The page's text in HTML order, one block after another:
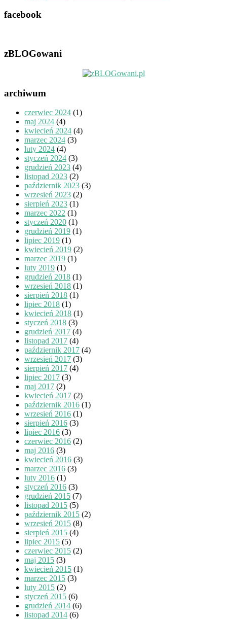
facebook
zBLOGowani
archiwum
czerwiec 2024 (1)
maj 2024 (4)
kwiecień 2024 (4)
marzec 2024 (3)
luty 2024 (4)
styczeń 2024 (3)
grudzień 2023 (4)
listopad 2023 (2)
październik 2023 (3)
wrzesień 2023 (2)
sierpień 2023 (1)
marzec 2022 (1)
styczeń 2020 (1)
grudzień 2019 (1)
lipiec 2019 (1)
kwiecień 2019 (2)
marzec 2019 (1)
luty 2019 (1)
grudzień 2018 (1)
wrzesień 2018 (1)
sierpień 2018 (1)
lipiec 2018 (1)
kwiecień 2018 (1)
styczeń 2018 (3)
grudzień 2017 (4)
listopad 2017 (4)
październik 2017 (4)
wrzesień 2017 (3)
sierpień 2017 (4)
lipiec 2017 (3)
maj 2017 (2)
kwiecień 2017 (2)
październik 2016 (1)
wrzesień 2016 (1)
sierpień 2016 (3)
lipiec 2016 (3)
czerwiec 2016 (2)
maj 2016 (3)
kwiecień 2016 (3)
marzec 2016 (3)
luty 2016 (1)
styczeń 2016 (3)
grudzień 2015 (7)
listopad 2015 (5)
październik 2015 (2)
wrzesień 2015 (8)
sierpień 2015 (4)
lipiec 2015 (5)
czerwiec 2015 (2)
maj 2015 (3)
kwiecień 2015 (1)
marzec 2015 (3)
luty 2015 (2)
styczeń 2015 (6)
grudzień 2014 (6)
listopad 2014 (6)